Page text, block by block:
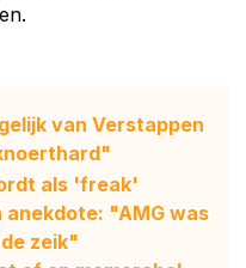
van Verstappen
als 'freak'
anekdote: "AMG was
zeik"